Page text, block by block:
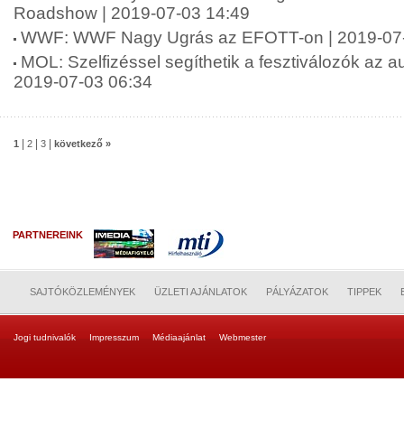
Roadshow | 2019-07-03 14:49
WWF: WWF Nagy Ugrás az EFOTT-on | 2019-
MOL: Szelfizéssel segíthetik a fesztiválozók az
2019-07-03 06:34
1 2 3 következő »
PARTNEREINK
SAJTÓKÖZLEMÉNYEK ÜZLETI AJÁNLATOK PÁLYÁZATOK TIPPEK
Jogi tudnivalók Impresszum Médiaajánlat Webmester